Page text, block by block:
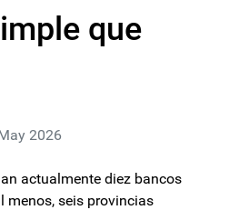
que
2026
actualmente diez bancos
menos, seis provincias